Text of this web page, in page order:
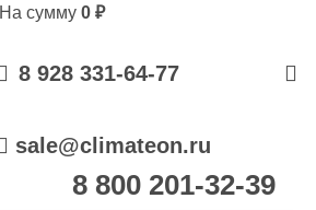
На сумму 0 ₽
8 928 331-64-77
sale@climateon.ru
8 800 201-32-39